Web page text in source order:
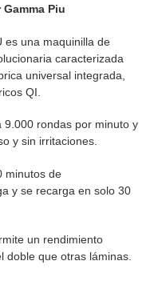
Piu
es una maquinilla de
caracterizada
universal integrada,
QI.
9.000 rondas por minuto y
y sin irritaciones.
minutos de
y se recarga en solo 30
un rendimiento
doble que otras láminas.